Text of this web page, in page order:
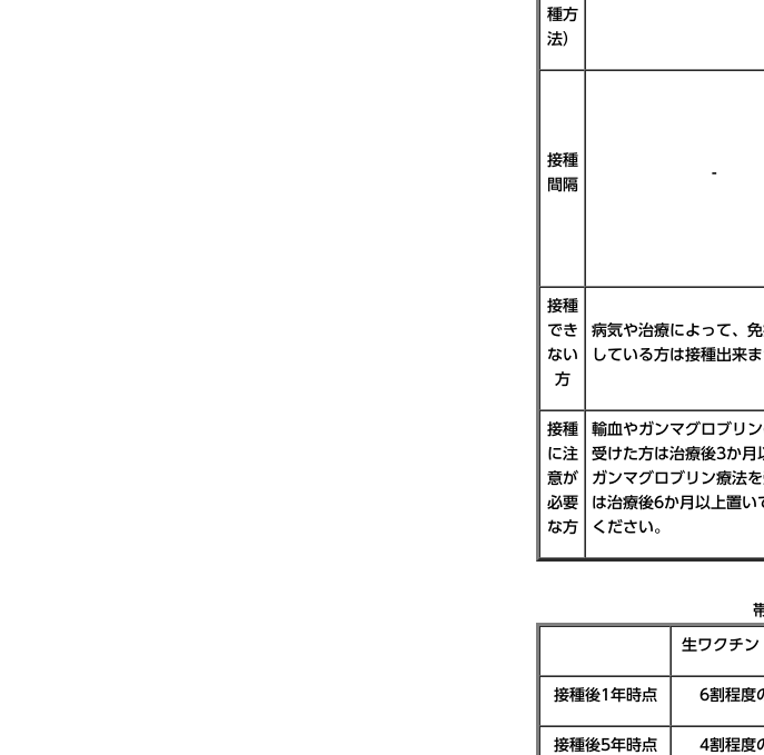
種方
法）
接種
間隔
-
接種
でき
ない
方
病気や治療によって、
している方は接種出来ま
接種
に注
意が
必要
な方
輸血やガンマグロブリ
受けた方は治療後3か月
ガンマグロブリン療法
は治療後6か月以上置い
ください。
生ワクチン
接種後1年時点 6割程度
接種後5年時点 4割程度